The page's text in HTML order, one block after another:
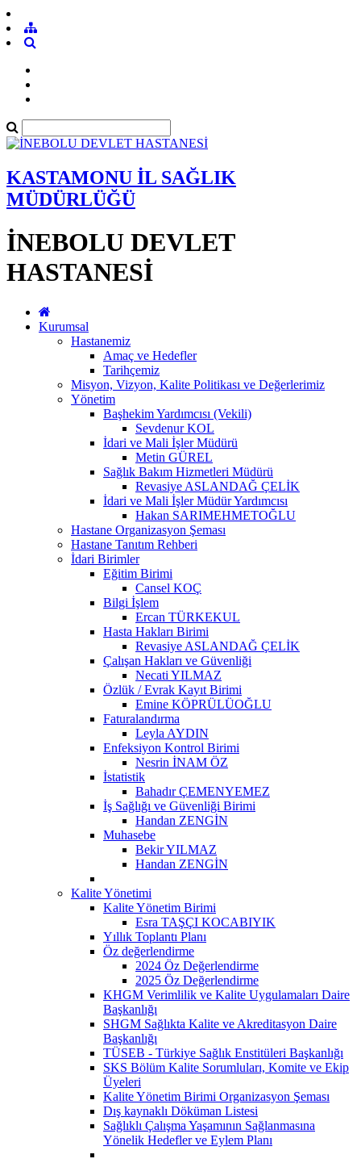
KASTAMONU İL SAĞLIK
MÜDÜRLÜĞÜ
İNEBOLU DEVLET
HASTANESİ
Kurumsal
Hastanemiz
Amaç ve Hedefler
Tarihçemiz
Misyon, Vizyon, Kalite Politikası ve Değerlerimiz
Yönetim
Başhekim Yardımcısı (Vekili)
Sevdenur KOL
İdari ve Mali İşler Müdürü
Metin GÜREL
Sağlık Bakım Hizmetleri Müdürü
Revasiye ASLANDAĞ ÇELİK
İdari ve Mali İşler Müdür Yardımcısı
Hakan SARIMEHMETOĞLU
Hastane Organizasyon Şeması
Hastane Tanıtım Rehberi
İdari Birimler
Eğitim Birimi
Cansel KOÇ
Bilgi İşlem
Ercan TÜRKEKUL
Hasta Hakları Birimi
Revasiye ASLANDAĞ ÇELİK
Çalışan Hakları ve Güvenliği
Necati YILMAZ
Özlük / Evrak Kayıt Birimi
Emine KÖPRÜLÜOĞLU
Faturalandırma
Leyla AYDIN
Enfeksiyon Kontrol Birimi
Nesrin İNAM ÖZ
İstatistik
Bahadır ÇEMENYEMEZ
İş Sağlığı ve Güvenliği Birimi
Handan ZENGİN
Muhasebe
Bekir YILMAZ
Handan ZENGİN
Kalite Yönetimi
Kalite Yönetim Birimi
Esra TAŞÇI KOCABIYIK
Yıllık Toplantı Planı
Öz değerlendirme
2024 Öz Değerlendirme
2025 Öz Değerlendirme
KHGM Verimlilik ve Kalite Uygulamaları Daire
Başkanlığı
SHGM Sağlıkta Kalite ve Akreditasyon Daire
Başkanlığı
TÜSEB - Türkiye Sağlık Enstitüleri Başkanlığı
SKS Bölüm Kalite Sorumluları, Komite ve Ekip
Üyeleri
Kalite Yönetim Birimi Organizasyon Şeması
Dış kaynaklı Döküman Listesi
Sağlıklı Çalışma Yaşamının Sağlanmasına
Yönelik Hedefler ve Eylem Planı